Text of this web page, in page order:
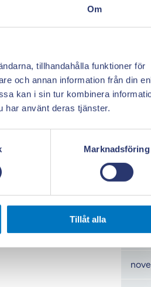
Om
tillhandahålla funktioner för
och annan information från din
kan i sin tur kombinera
har använt deras tjänster.
Marknadsföring
Tillåt alla
juni
maj
mars